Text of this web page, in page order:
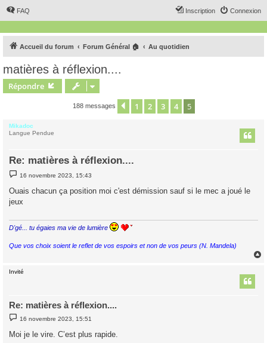
FAQ Connexion
Inscription
Accueil du forum Forum Général 🏠 Au quotidien
matières à réflexion....
Répondre
188 messages Précédent
1 2 3 4 5
Mikadoc
Langue Pendue
Re: matières à réflexion....
M
e
s
a
16 novembre 2023, 15:43
Ouais chacun ça position moi c'est démission sauf si le mec a joué le
jeux
D'gé... tu égaies ma vie de lumière
Que vos choix soient le reflet de vos espoirs et non de vos peurs (N. Mandela)
Invité
Re: matières à réflexion....
M
e
s
s
16 novembre 2023, 15:51
Moi je le vire. C’est plus rapide.